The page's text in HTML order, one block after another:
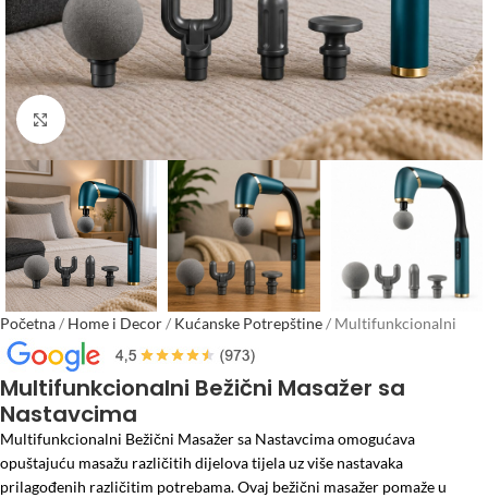
Click to enlarge
Početna/ Home i Decor/ Kućanske Potrepštine/ Multifunkcionalni
Bežični Masažer sa Nastavcima
Multifunkcionalni Bežični Masažer sa
Nastavcima
Multifunkcionalni Bežični Masažer sa Nastavcima omogućava
opuštajuću masažu različitih dijelova tijela uz više nastavaka
prilagođenih različitim potrebama. Ovaj bežični masažer pomaže u